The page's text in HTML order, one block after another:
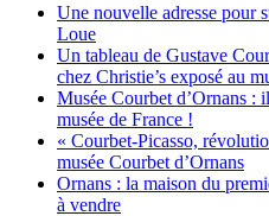
Une nouvelle adresse pour
Loue
Un tableau de Gustave
chez Christie’s exposé au
Musée Courbet d’Ornans :
musée de France !
« Courbet-Picasso,
musée Courbet d’Ornans
Ornans : la maison du
à vendre